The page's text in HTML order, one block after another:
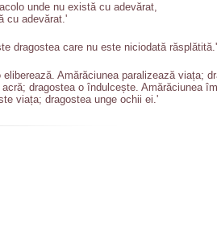
unde nu există cu adevărat,
cu adevărat.'
dragostea care nu este niciodată răsplătită.'
Amărăciunea paralizează viața;
dragostea o îndulcește. Amărăciunea
viața; dragostea unge ochii ei.'